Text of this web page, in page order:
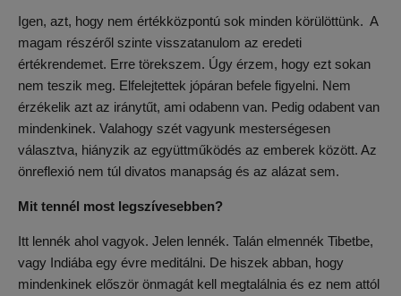
Igen, azt, hogy nem értékközpontú sok minden körülöttünk. A
magam részéről szinte visszatanulom az eredeti
értékrendemet. Erre törekszem. Úgy érzem, hogy ezt sokan
nem teszik meg. Elfelejtettek jópáran befele figyelni. Nem
érzékelik azt az iránytűt, ami odabenn van. Pedig odabent van
mindenkinek. Valahogy szét vagyunk mesterségesen
választva, hiányzik az együttműködés az emberek között. Az
önreflexió nem túl divatos manapság és az alázat sem.
Mit tennél most legszívesebben?
Itt lennék ahol vagyok. Jelen lennék. Talán elmennék Tibetbe,
vagy Indiába egy évre meditálni. De hiszek abban, hogy
mindenkinek először önmagát kell megtalálnia és ez nem attól